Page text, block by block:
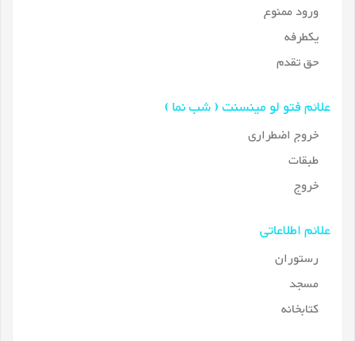
ورود ممنوع
یکطرفه
حق تقدم
علائم فتو لو مینسنت ( شب نما )
خروج اضطراری
طبقات
خروج
علائم اطلاعاتی
رستوران
مسجد
کتابخانه